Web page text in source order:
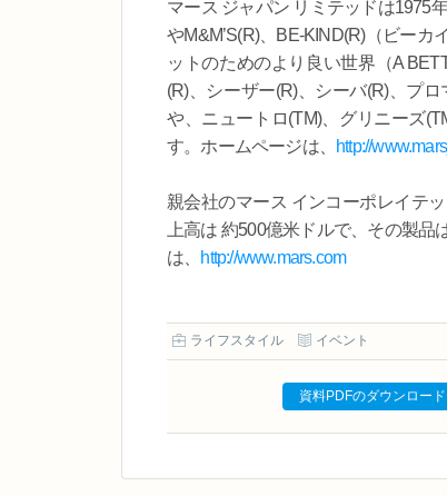
マース ジャパン リミテッドは1975
やM&M’S(R)、BE-KIND(R)（ビー
ットのためのより良い世界（A
(R)、シーザー(R)、シーバ(R)、プ
や、ニュートロ(TM)、グリニーズ
す。ホームページは、
http://
親会社のマース インコーポレイテ
上高は 約500億米ドルで、その製
は、 http://www.mars.com
ライフスタイル イベント
資料PDFのダウンロード